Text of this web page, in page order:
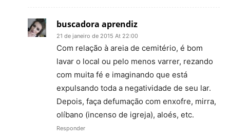
buscadora aprendiz
21 de janeiro de 2015 At 22:00
Com relação à areia de cemitério, é bom
lavar o local ou pelo menos varrer, rezando
com muita fé e imaginando que está
expulsando toda a negatividade de seu lar.
Depois, faça defumação com enxofre, mirra,
olíbano (incenso de igreja), aloés, etc.
Responder